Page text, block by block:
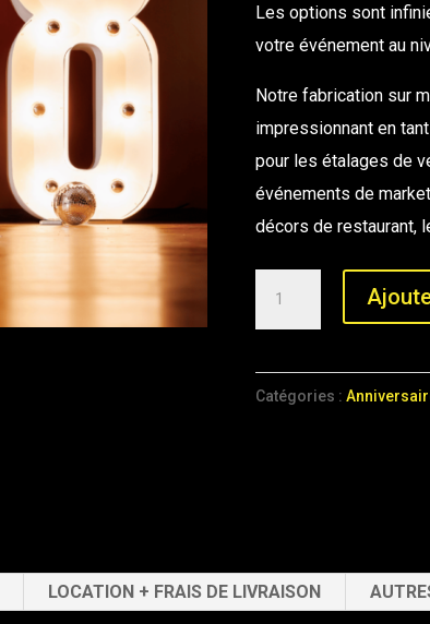
Les options sont
votre événement au
Notre fabrication sur
impressionnant en
pour les étalages de
événements de
décors de restaurant,
Hauteur
1,3m
Catégories :
LOCATION + FRAIS DE LIVRAISON